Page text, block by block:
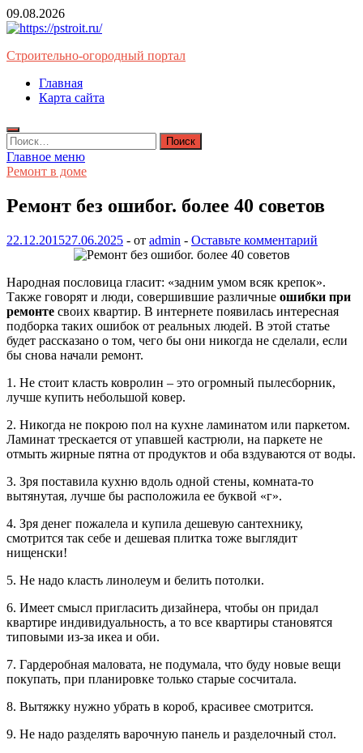
Перейти
к
09.08.2026
Строительно-огородный портал
Главная
Карта сайта
Найти:
Главное меню
Ремонт в доме
Ремонт без ошибоr. более 40 советов
22.12.201527.06.2025 - от admin - Оставьте комментарий
Народная пословица гласит: «задним умом всяк крепок».
Также говорят и люди, совершившие различные ошибки при
ремонте своих квартир. В интернете появилась интересная
подборка таких ошибок от реальных людей. В этой статье
будет рассказано о том, чего бы они никогда не сделали, если
бы снова начали ремонт.
1. Не стоит класть ковролин – это огромный пылесборник,
лучше купить небольшой ковер.
2. Никогда не покрою пол на кухне ламинатом или паркетом.
Ламинат трескается от упавшей кастрюли, на паркете не
отмыть жирные пятна от продуктов и оба вздуваются от воды.
3. Зря поставила кухню вдоль одной стены, комната-то
вытянутая, лучше бы расположила ее буквой «г».
4. Зря денег пожалела и купила дешевую сантехнику,
смотрится так себе и дешевая плитка тоже выглядит
нищенски!
5. Не надо класть линолеум и белить потолки.
6. Имеет смысл пригласить дизайнера, чтобы он придал
квартире индивидуальность, а то все квартиры становятся
типовыми из-за икеа и оби.
7. Гардеробная маловата, не подумала, что буду новые вещи
покупать, при планировке только старые сосчитала.
8. Вытяжку нужно убрать в короб, красивее смотрится.
9. Не надо разделять варочную панель и разделочный стол.